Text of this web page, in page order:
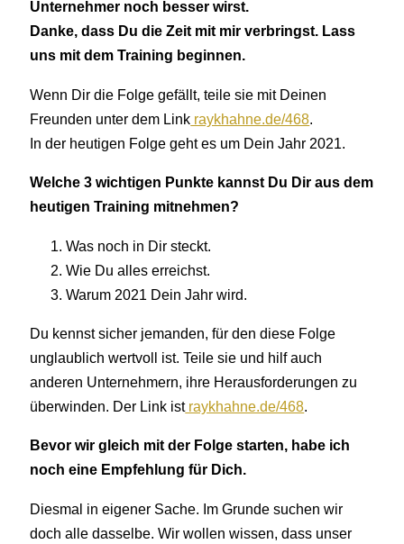
Unternehmer noch besser wirst.
Danke, dass Du die Zeit mit mir verbringst. Lass
uns mit dem Training beginnen.
Wenn Dir die Folge gefällt, teile sie mit Deinen
Freunden unter dem Link raykhahne.de/468.
In der heutigen Folge geht es um Dein Jahr 2021.
Welche 3 wichtigen Punkte kannst Du Dir aus dem
heutigen Training mitnehmen?
Was noch in Dir steckt.
Wie Du alles erreichst.
Warum 2021 Dein Jahr wird.
Du kennst sicher jemanden, für den diese Folge
unglaublich wertvoll ist. Teile sie und hilf auch
anderen Unternehmern, ihre Herausforderungen zu
überwinden. Der Link istraykhahne.de/468.
Bevor wir gleich mit der Folge starten, habe ich
noch eine Empfehlung für Dich.
Diesmal in eigener Sache. Im Grunde suchen wir
doch alle dasselbe. Wir wollen wissen, dass unser